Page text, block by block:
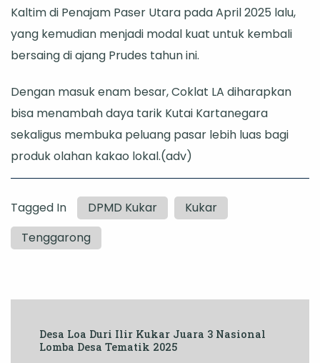
Kaltim di Penajam Paser Utara pada April 2025 lalu,
yang kemudian menjadi modal kuat untuk kembali
bersaing di ajang Prudes tahun ini.
Dengan masuk enam besar, Coklat LA diharapkan
bisa menambah daya tarik Kutai Kartanegara
sekaligus membuka peluang pasar lebih luas bagi
produk olahan kakao lokal.(adv)
Tagged In DPMD Kukar
Kukar
Tenggarong
Navigation
Desa Loa Duri Ilir Kukar Juara 3 Nasional
Lomba Desa Tematik 2025